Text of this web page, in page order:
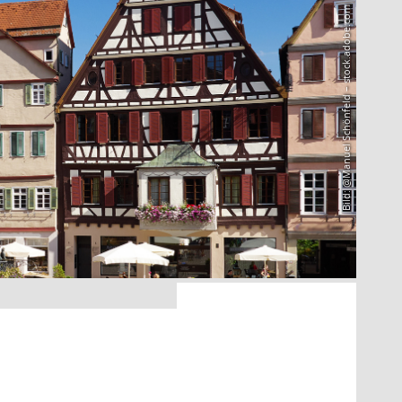
Bild: @Manuel Schönfeld – stock.adobe.com